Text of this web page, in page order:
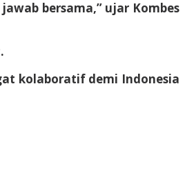
bersama,” ujar Kombes
kolaboratif demi Indonesia